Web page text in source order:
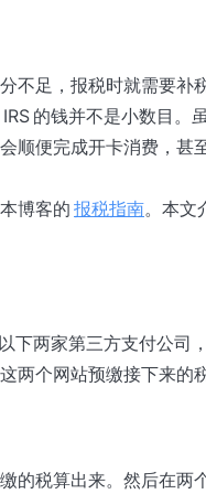
不足，报税时就需要补
的钱并不是小数目。
顺便完成开卡消费，甚
博客的报税指南。本文
下两家第三方支付公司
两个网站预缴接下来的税
的税算出来。然后在两